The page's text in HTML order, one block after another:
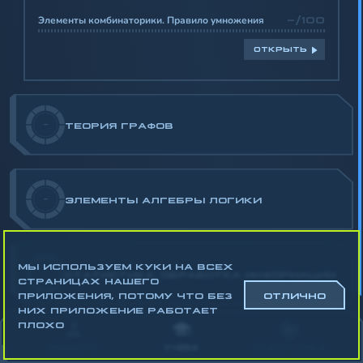
Элементы комбинаторики. Правило умножения -/100
ОТКРЫТЬ
- ТЕОРИЯ ГРАФОВ
- ЭЛЕМЕНТЫ АЛГЕБРЫ ЛОГИКИ
Математика
Геометрия
МЫ ИСПОЛЬЗУЕМ КУКИ НА ВСЕХ
СТРАНИЦАХ НАШЕГО
ПРИЛОЖЕНИЯ, ПОТОМУ ЧТО БЕЗ
НИХ ПРИЛОЖЕНИЕ РАБОТАЕТ
ПЛОХО
ОТЛИЧНО